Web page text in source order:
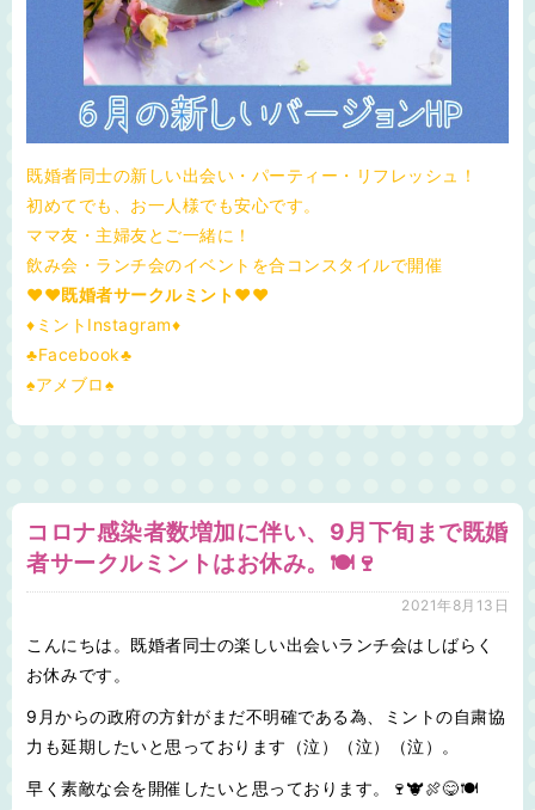
既婚者同士の新しい出会い・パーティー・リフレッシュ！
初めてでも、お一人様でも安心です。
ママ友・主婦友とご一緒に！
飲み会・ランチ会のイベントを合コンスタイルで開催
♥❤既婚者サークルミント❤♥
♦ミントInstagram♦
♣Facebook♣
♠アメブロ♠
コロナ感染者数増加に伴い、9月下旬まで既婚
者サークルミントはお休み。🍽🍷
2021年8月13日
こんにちは。既婚者同士の楽しい出会いランチ会はしばらく
お休みです。
9月からの政府の方針がまだ不明確である為、ミントの自粛協
力も延期したいと思っております（泣）（泣）（泣）。
早く素敵な会を開催したいと思っております。🍷🐮🍖😋🍽